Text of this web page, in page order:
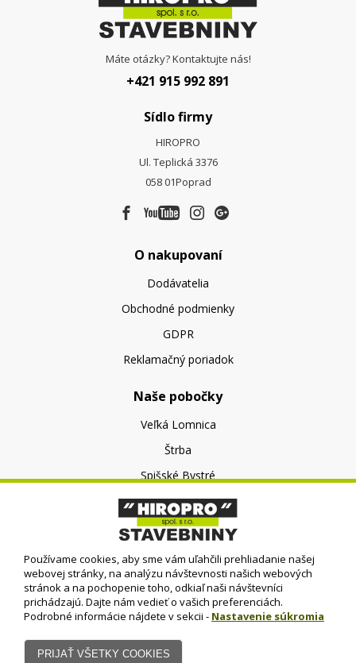
Máte otázky? Kontaktujte nás!
+421 915 992 891
Sídlo firmy
HIROPRO
Ul. Teplická 3376
058 01Poprad
O nakupovaní
Dodávatelia
Obchodné podmienky
GDPR
Reklamačný poriadok
Naše pobočky
Veľká Lomnica
Štrba
Spišské Bystré
O nás
O spoločnosti
Kontakt
Používame cookies, aby sme vám uľahčili prehliadanie našej
webovej stránky, na analýzu návštevnosti našich webových
stránok a na pochopenie toho, odkiaľ naši návštevníci
prichádzajú. Dajte nám vedieť o vašich preferenciách.
Podrobné informácie nájdete v sekcii - Nastavenie súkromia